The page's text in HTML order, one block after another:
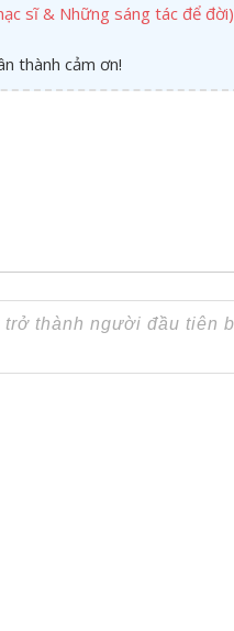
sĩ & Những sáng tác để đời)
thành cảm ơn!